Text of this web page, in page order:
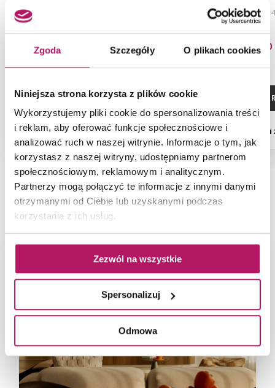
Zgoda Szczegóły O plikach cookies
Niniejsza strona korzysta z plików cookie
Wykorzystujemy pliki cookie do spersonalizowania treści
i reklam, aby oferować funkcje społecznościowe i
analizować ruch w naszej witrynie. Informacje o tym, jak
korzystasz z naszej witryny, udostępniamy partnerom
społecznościowym, reklamowym i analitycznym.
Partnerzy mogą połączyć te informacje z innymi danymi
otrzymanymi od Ciebie lub uzyskanymi podczas
korzystania z ich usług.
Zezwól na wszystkie
Spersonalizuj
Odmowa
Szafka lustrzana 60, antracyt mat
563,20 PLN
-7% od 603,00 PLN najniższa cena
ZOBACZ PRODUKT
Dostępność:na zamówienie
Blat naszafkowy,
192,80
ZOBACZ
Dostępność:
NAJNOWSZE ARTYKUŁY